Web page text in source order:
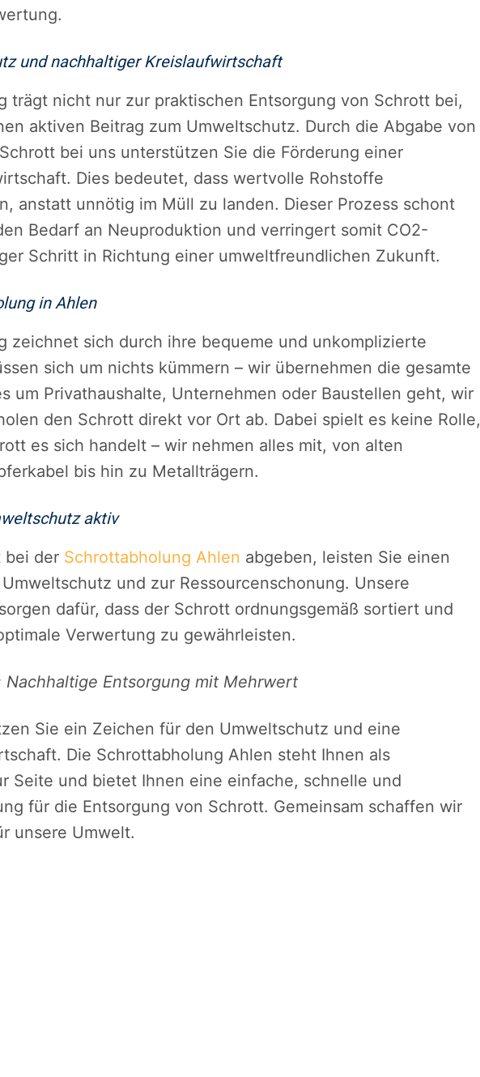
und nachhaltiger Kreislaufwirtschaft
trägt nicht nur zur praktischen Entsorgung von Schrott bei,
aktiven Beitrag zum Umweltschutz. Durch die Abgabe von
bei uns unterstützen Sie die Förderung einer
Dies bedeutet, dass wertvolle Rohstoffe
anstatt unnötig im Müll zu landen. Dieser Prozess schont
Bedarf an Neuproduktion und verringert somit CO2-
Schritt in Richtung einer umweltfreundlichen Zukunft.
in Ahlen
zeichnet sich durch ihre bequeme und unkomplizierte
sich um nichts kümmern – wir übernehmen die gesamte
um Privathaushalte, Unternehmen oder Baustellen geht, wir
den Schrott direkt vor Ort ab. Dabei spielt es keine Rolle,
es sich handelt – wir nehmen alles mit, von alten
bis hin zu Metallträgern.
aktiv
bei der Schrottabholung Ahlen abgeben, leisten Sie einen
und zur Ressourcenschonung. Unsere
dafür, dass der Schrott ordnungsgemäß sortiert und
Verwertung zu gewährleisten.
Entsorgung mit Mehrwert
Sie ein Zeichen für den Umweltschutz und eine
Die Schrottabholung Ahlen steht Ihnen als
Seite und bietet Ihnen eine einfache, schnelle und
für die Entsorgung von Schrott. Gemeinsam schaffen wir
unsere Umwelt.